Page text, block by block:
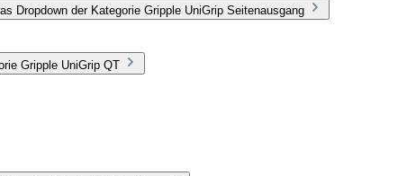
Dropdown der Kategorie Gripple UniGrip Seitenausgang
Gripple UniGrip QT